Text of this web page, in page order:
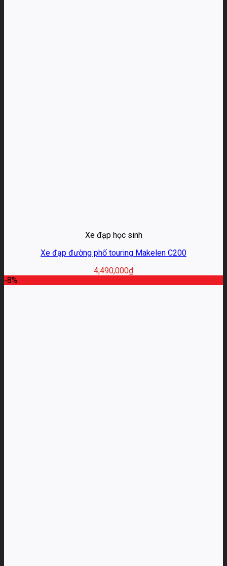
Xe đạp học sinh
Xe đạp đường phố touring Makelen C200
4,490,000₫
-8%